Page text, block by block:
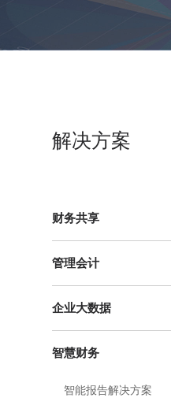
解决方案
财务共享
管理会计
企业大数据
智慧财务
智能报告解决方案